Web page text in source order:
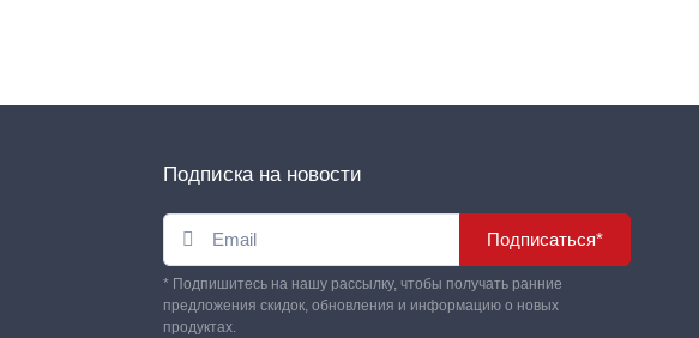
Подписка на новости
Подписаться*
* Подпишитесь на нашу рассылку, чтобы получать ранние
предложения скидок, обновления и информацию о новых
продуктах.